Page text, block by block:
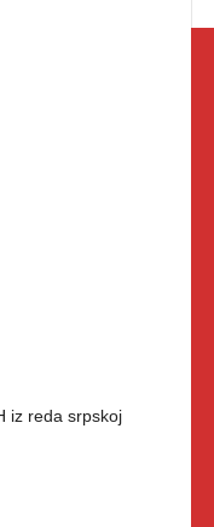
iz reda srpskoj